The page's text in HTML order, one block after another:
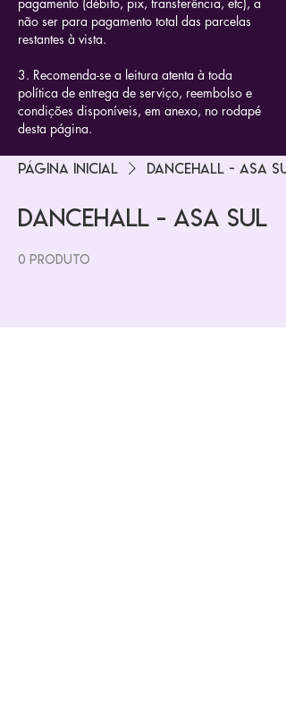
pagamento (débito, pix, transferência, etc), a
não ser para pagamento total das parcelas
restantes à vista.
3. Recomenda-se a leitura atenta à toda
política de entrega de serviço, reembolso e
condições disponíveis, em anexo, no rodapé
desta página.
Página inicial Dancehall - Asa
Dancehall - Asa Sul
0 produto